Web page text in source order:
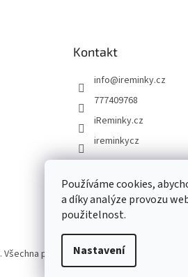
Používáme cookies,
a díky analýze provozu
použitelnost.
Nastavení
Kontakt
info@ireminky.cz
777409768
iReminky.cz
ireminkycz
. Všechna práva vyhrazena.